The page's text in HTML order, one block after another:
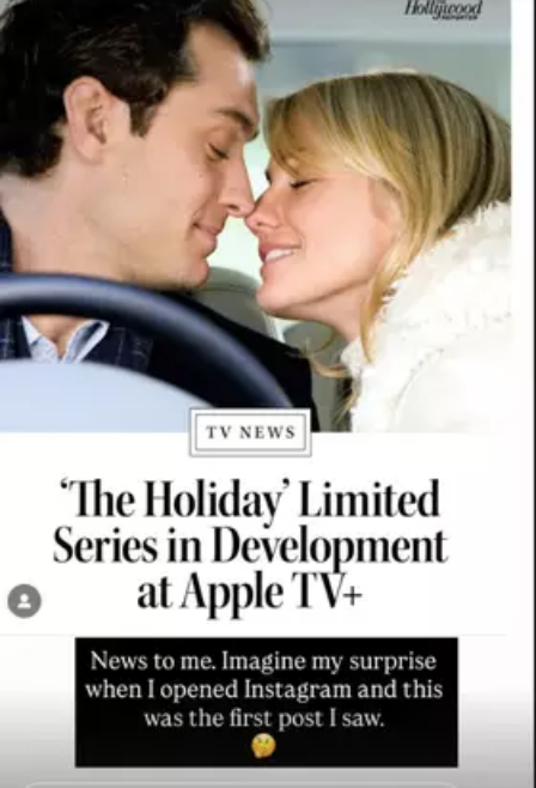
CARREGANDO PUBLICIDADE